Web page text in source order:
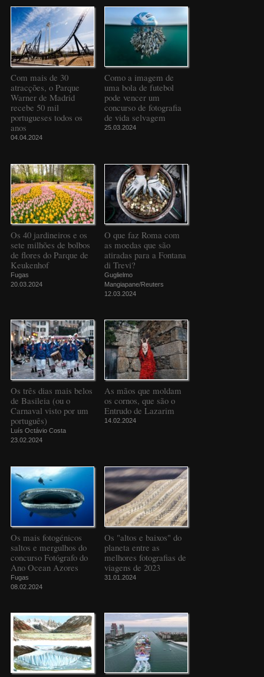
Com mais de 30
atracções, o Parque
Warner de Madrid
recebe 50 mil
portugueses todos os
anos
04.04.2024
Como a imagem de
uma bola de futebol
pode vencer um
concurso de fotografia
de vida selvagem
25.03.2024
Os 40 jardineiros e os
sete milhões de bolbos
de flores do Parque de
Keukenhof
Fugas
20.03.2024
O que faz Roma com
as moedas que são
atiradas para a Fontana
di Trevi?
Guglielmo
Mangiapane/Reuters
12.03.2024
Os três dias mais belos
de Basileia (ou o
Carnaval visto por um
português)
Luís Octávio Costa
23.02.2024
As mãos que moldam
os cornos, que são o
Entrudo de Lazarim
14.02.2024
Os mais fotogénicos
saltos e mergulhos do
concurso Fotógrafo do
Ano Ocean Azores
Fugas
08.02.2024
Os "altos e baixos" do
planeta entre as
melhores fotografias de
viagens de 2023
31.01.2024